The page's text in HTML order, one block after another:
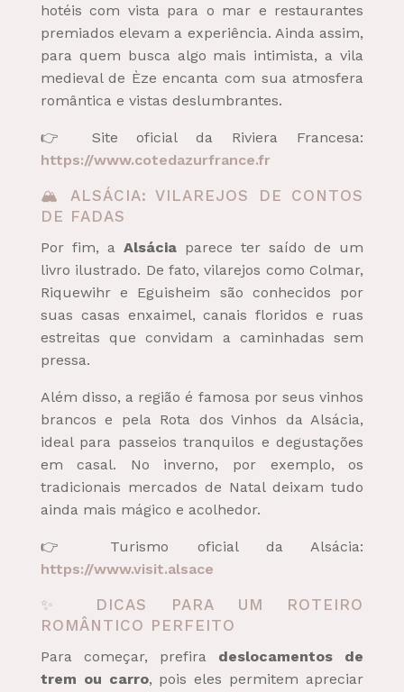
hotéis com vista para o mar e restaurantes
premiados elevam a experiência. Ainda assim,
para quem busca algo mais intimista, a vila
medieval de Èze encanta com sua atmosfera
romântica e vistas deslumbrantes.
👉 Site oficial da Riviera Francesa:
https://www.cotedazurfrance.fr
🏔️ ALSÁCIA: VILAREJOS DE CONTOS
DE FADAS
Por fim, a Alsáciaparece ter saído de um
livro ilustrado. De fato, vilarejos como Colmar,
Riquewihr e Eguisheim são conhecidos por
suas casas enxaimel, canais floridos e ruas
estreitas que convidam a caminhadas sem
pressa.
Além disso, a região é famosa por seus vinhos
brancos e pela Rota dos Vinhos da Alsácia,
ideal para passeios tranquilos e degustações
em casal. No inverno, por exemplo, os
tradicionais mercados de Natal deixam tudo
ainda mais mágico e acolhedor.
👉 Turismo oficial da Alsácia:
https://www.visit.alsace
✨ DICAS PARA UM ROTEIRO
ROMÂNTICO PERFEITO
Para começar, prefira deslocamentos de
trem ou carro, pois eles permitem apreciar